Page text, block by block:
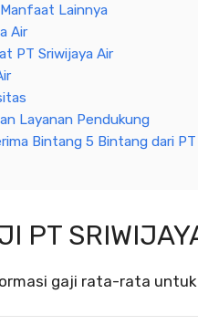
Lainnya
Air
PT Sriwijaya Air
Layanan Pendukung
Bintang 5 Bintang dari PT
PT
gaji rata-rata